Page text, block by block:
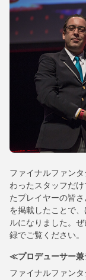
ファイナルファン
わったスタッフだ
たプレイヤーの皆
を掲載したことで
ルになりました。
録でご覧ください。
≪プロデューサー
ファイナルファン